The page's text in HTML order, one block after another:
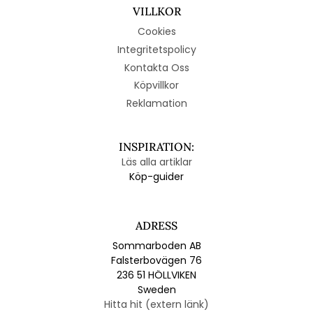
VILLKOR
Cookies
Integritetspolicy
Kontakta Oss
Köpvillkor
Reklamation
INSPIRATION:
Läs alla artiklar
Köp-guider
ADRESS
Sommarboden AB
Falsterbovägen 76
236 51 HÖLLVIKEN
Sweden
Hitta hit (extern länk)